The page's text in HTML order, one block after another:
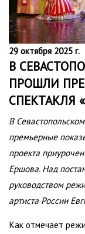
29 октября 2025 г.
В
ПРОШЛИ
СПЕКТАКЛЯ
В
премьерные
проекта
Ершова. Над
руководством
артиста России
Как отмечает